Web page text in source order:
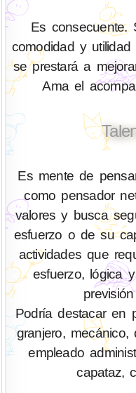
Es consecuente.
comodidad y
se prestará a
Ama el
Es mente de
como pensador
valores y busca
esfuerzo o de su
actividades que
esfuerzo, lógica
Podría destacar en
granjero, mecánico,
empleado
capataz,